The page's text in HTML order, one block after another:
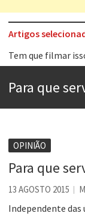
Artigos
Tem que filmar
Aprender a
Esse tal de Rock
Os causos de
Voto obrigatório
Se queres salvar o
Para que
OPINIÃO
Para que
13 AGOSTO 2015
Independente